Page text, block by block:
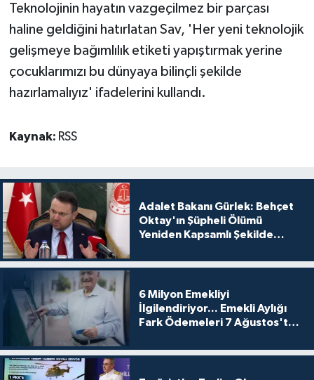
Teknolojinin hayatın vazgeçilmez bir parçası
haline geldiğini hatırlatan Sav, 'Her yeni teknolojik
gelişmeye bağımlılık etiketi yapıştırmak yerine
çocuklarımızı bu dünyaya bilinçli şekilde
hazırlamalıyız' ifadelerini kullandı.
Kaynak: RSS
Adalet Bakanı Gürlek: Behçet
Oktay'ın Şüpheli Ölümü
Yeniden Kapsamlı Şekilde
6 Milyon Emekliyi
İlgilendiriyor... Emekli Aylığı
Fark Ödemeleri 7 Ağustos'ta